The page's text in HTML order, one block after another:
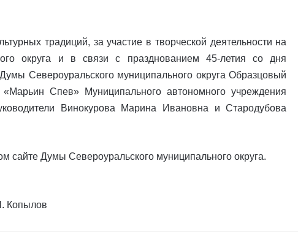
традиций, за участие в творческой деятельности на
округа и в связи с празднованием 45-летия со дня
Североуральского муниципального округа Образцовый
Спев» Муниципального автономного учреждения
Винокурова Марина Ивановна и Стародубова
сайте Думы Североуральского муниципального округа.
Копылов